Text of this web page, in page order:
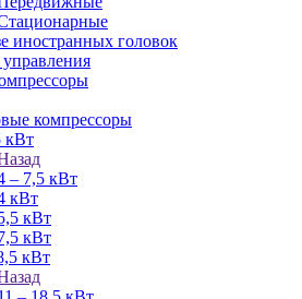
иностранных головок
компрессоры
кВт
– 7,5 кВт
кВт
кВт
кВт
кВт